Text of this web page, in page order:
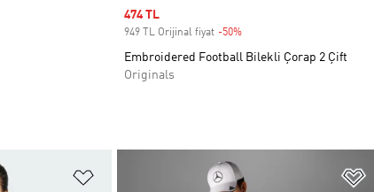
Sale price
474 TL
949 TL Orijinal fiyat -50%Discount
Embroidered Football Bilekli Çorap 2 Çift
Originals
Favori Listesine Ekle